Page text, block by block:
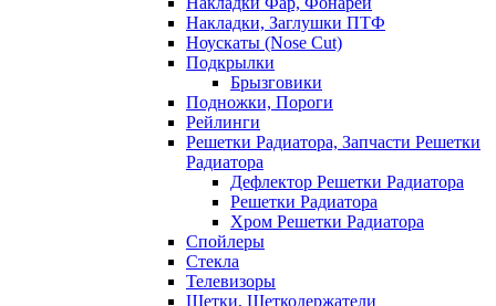
Накладки, Заглушки ПТФ
Ноускаты (Nose Cut)
Подкрылки
Брызговики
Подножки, Пороги
Рейлинги
Решетки Радиатора, Запчасти Решетки
Радиатора
Дефлектор Решетки Радиатора
Решетки Радиатора
Хром Решетки Радиатора
Спойлеры
Стекла
Телевизоры
Щетки, Щеткодержатели